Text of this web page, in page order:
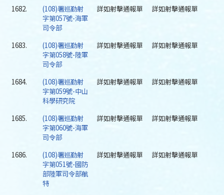
1682.
(108)署巡勤射
字第057號-海軍
司令部
詳如射擊通報單 詳如射擊通報單
1683.
(108)署巡勤射
字第058號-陸軍
司令部
詳如射擊通報單 詳如射擊通報單
1684.
(108)署巡勤射
字第059號-中山
科學研究院
詳如射擊通報單 詳如射擊通報單
1685.
(108)署巡勤射
字第060號-海軍
司令部
詳如射擊通報單 詳如射擊通報單
1686.
(108)署巡勤射
字第051號-國防
部陸軍司令部航
特
詳如射擊通報單 詳如射擊通報單